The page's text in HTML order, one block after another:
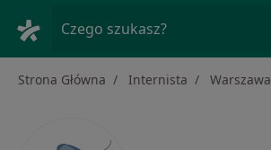
Czego szukasz?
Strona Główna Internista Warszawa